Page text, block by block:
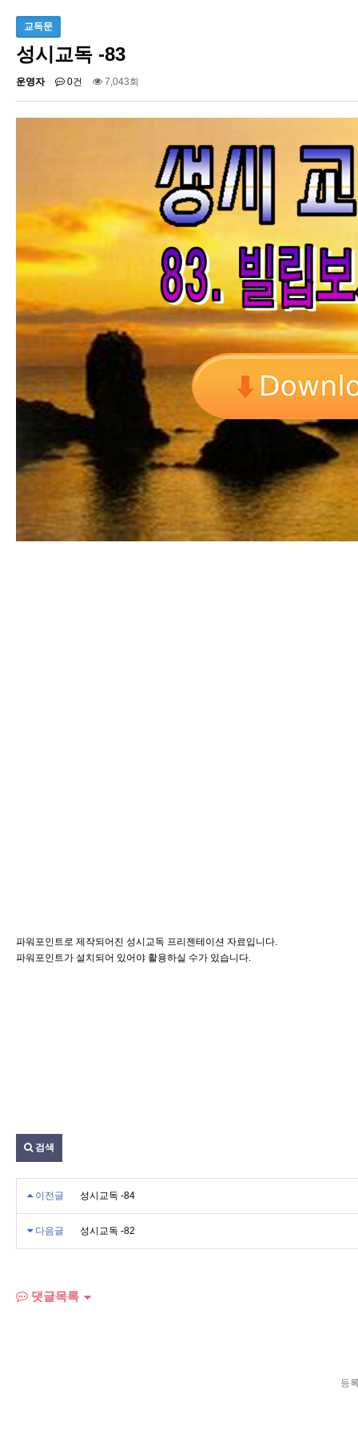
교독문
성시교독 -83
운영자 0건 7,043회
파워포인트로 제작되어진 성시교독 프리젠테이션 자료입니다.
파워포인트가 설치되어 있어야 활용하실 수가 있습니다.
검색
이전글 성시교독 -84
다음글 성시교독 -82
댓글목록
등